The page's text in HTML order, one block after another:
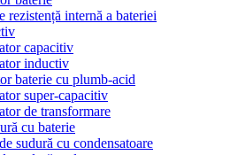
rezistență internă a bateriei
capacitiv
inductiv
baterie cu plumb-acid
super-capacitiv
de transformare
cu baterie
sudură cu condensatoare